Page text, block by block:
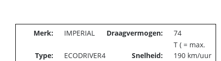
Merk: IMPERIAL Draagvermogen: 74
Type: ECODRIVER4 Snelheid:
T ( = max.
190 km/uur